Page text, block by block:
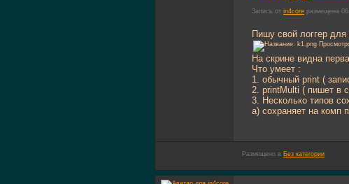
Запись от in4core размещена
Пишу свой логгер
На скрине видна
Что умеет :
1. обычный print (
2. printMulti ( пишет в
3. Несколько типов
а) сохраняет на комп
Размещено в Без категории